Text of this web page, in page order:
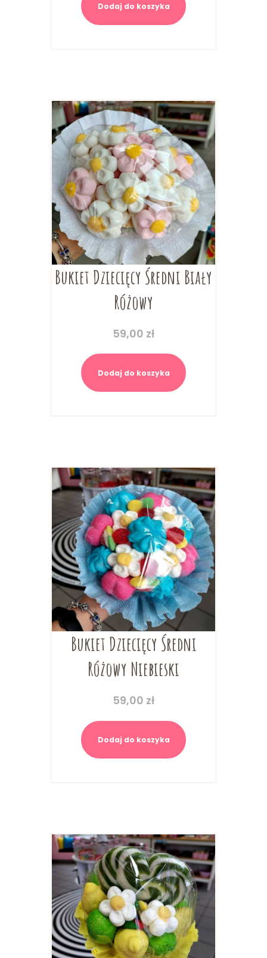
Dodaj do koszyka
Bukiet Dziecięcy Średni Biały
Różowy
59,00 zł
Dodaj do koszyka
Bukiet Dziecięcy Średni
Różowy Niebieski
59,00 zł
Dodaj do koszyka